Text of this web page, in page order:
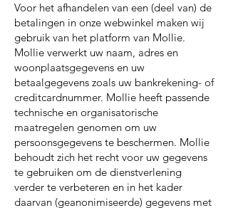
Voor het afhandelen van een (deel van) de
betalingen in onze webwinkel maken wij
gebruik van het platform van Mollie.
Mollie verwerkt uw naam, adres en
woonplaatsgegevens en uw
betaalgegevens zoals uw bankrekening- of
creditcardnummer. Mollie heeft passende
technische en organisatorische
maatregelen genomen om uw
persoonsgegevens te beschermen. Mollie
behoudt zich het recht voor uw gegevens
te gebruiken om de dienstverlening
verder te verbeteren en in het kader
daarvan (geanonimiseerde) gegevens met